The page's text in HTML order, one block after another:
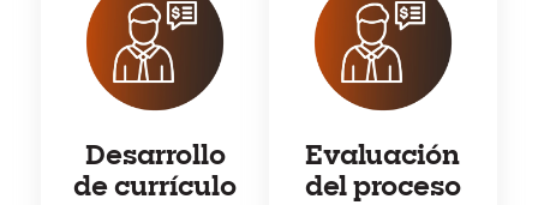
Desarrollo
de currículo
Evaluación
del proceso